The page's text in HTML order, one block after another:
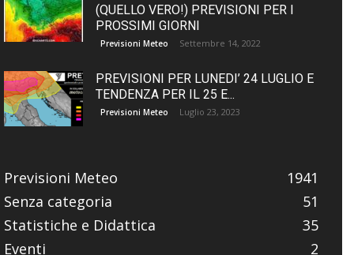
(QUELLO VERO!) PREVISIONI PER I
PROSSIMI GIORNI
Previsioni Meteo Settembre 14, 2022
PREVISIONI PER LUNEDI’ 24 LUGLIO E
TENDENZA PER IL 25 E...
Previsioni Meteo Luglio 23, 2023
Previsioni Meteo
1941
Senza categoria
51
Statistiche e Didattica
35
Eventi
2